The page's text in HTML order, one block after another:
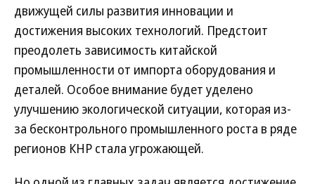
движущей силы развития инновации и
достижения высоких технологий. Предстоит
преодолеть зависимость китайской
промышленности от импорта оборудования и
деталей. Особое внимание будет уделено
улучшению экологической ситуации, которая из-
за бесконтрольного промышленного роста в ряде
регионов КНР стала угрожающей.